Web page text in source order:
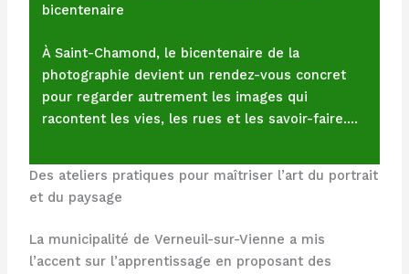
bicentenaire
À Saint-Chamond, le bicentenaire de la
photographie devient un rendez-vous concret
pour regarder autrement les images qui
racontent les vies, les rues et les savoir-faire.…
Des ateliers pratiques pour maîtriser l’art du portrait
et du paysage
La municipalité de Verneuil-sur-Vienne a mis
l’accent sur l’apprentissage en proposant des